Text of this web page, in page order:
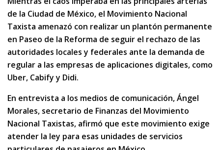
de la Ciudad de México, el Movimiento Nacional
Taxista amenazó con realizar un plantón permanente
en Paseo de la Reforma de seguir el rechazo de las
autoridades locales y federales ante la demanda de
regular a las empresas de aplicaciones digitales, como
Uber, Cabify y Didi.
En entrevista a los medios de comunicación, Ángel
Morales, secretario de Finanzas del Movimiento
Nacional Taxistas, afirmó que este movimiento exige
atender la ley para esas unidades de servicios